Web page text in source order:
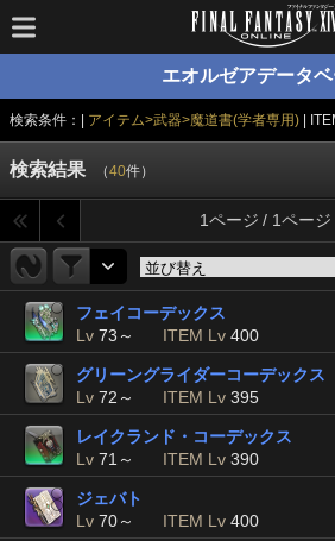
エオルゼアデータ
検索条件：| アイテム>武器>魔道書(学者専用) |
検索結果 （40件）
1ページ / 1ページ
フェイコーデックス
Lv 73～ ITEM Lv 400
グリーングライダーコーデックス
Lv 72～ ITEM Lv 395
レイクランド・コーデックス
Lv 71～ ITEM Lv 390
ジェバト
Lv 70～ ITEM Lv 400